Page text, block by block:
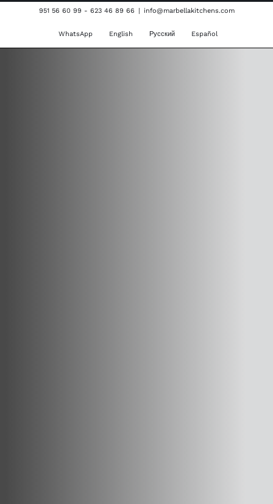
951 56 60 99 - 623 46 89 66 | info@marbellakitchens.com
WhatsApp English Русский Español